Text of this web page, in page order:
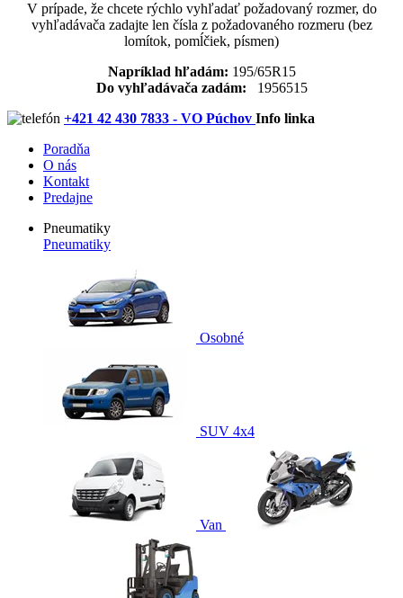
V prípade, že chcete rýchlo vyhľadať požadovaný rozmer, do
vyhľadávača zadajte len čísla z požadovaného rozmeru (bez
lomítok, pomĺčiek, písmen)
Napríklad hľadám: 195/65R15
Do vyhľadávača zadám: 1956515
+421 42 430 7833 - VO Púchov Info linka
Poradňa
O nás
Kontakt
Predajne
Pneumatiky
Pneumatiky
Osobné
SUV 4x4
Van